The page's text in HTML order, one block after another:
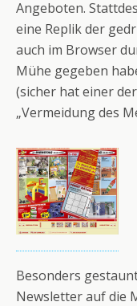
Angeboten.
eine Replik der
auch im Browser
Mühe gegeben
(sicher hat einer
„Vermeidung des
Besonders
Newsletter auf die